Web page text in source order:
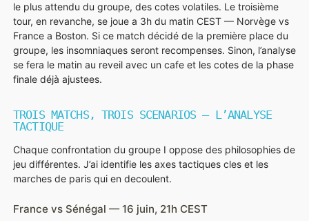
le plus attendu du groupe, des cotes volatiles. Le troisième
tour, en revanche, se joue a 3h du matin CEST — Norvège vs
France a Boston. Si ce match décidé de la première place du
groupe, les insomniaques seront recompenses. Sinon, l’analyse
se fera le matin au reveil avec un cafe et les cotes de la phase
finale déjà ajustees.
TROIS MATCHS, TROIS SCENARIOS — L’ANALYSE
TACTIQUE
Chaque confrontation du groupe I oppose des philosophies de
jeu différentes. J’ai identifie les axes tactiques cles et les
marches de paris qui en decoulent.
France vs Sénégal — 16 juin, 21h CEST